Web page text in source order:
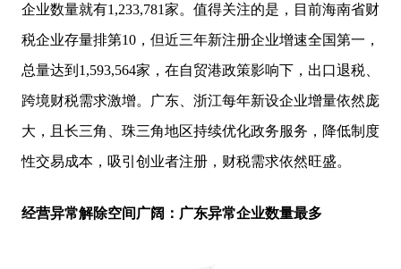
企业数量就有1,233,781家。值得关注的是，目前海南省财
税企业存量排第10，但近三年新注册企业增速全国第一，
总量达到1,593,564家，在自贸港政策影响下，出口退税、
跨境财税需求激增。广东、浙江每年新设企业增量依然庞
大，且长三角、珠三角地区持续优化政务服务，降低制度
性交易成本，吸引创业者注册，财税需求依然旺盛。
经营异常解除空间广阔：广东异常企业数量最多